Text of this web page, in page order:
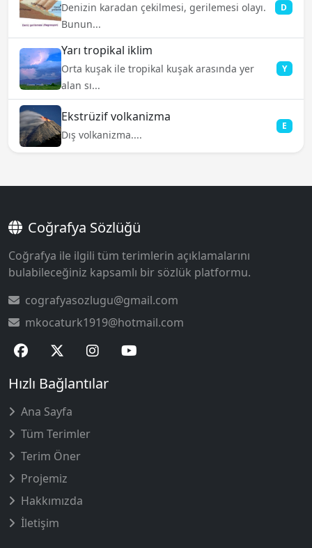
Denizin karadan çekilmesi, gerilemesi olayı.
Bunun...
D
Yarı tropikal iklim
Orta kuşak ile tropikal kuşak arasında yer
alan sı...
Y
Ekstrüzif volkanizma
Dış volkanizma....
E
Coğrafya Sözlüğü
Coğrafya ile ilgili tüm terimlerin açıklamalarını
bulabileceğiniz kapsamlı bir sözlük platformu.
cografyasozlugu@gmail.com
mkocaturk1919@hotmail.com
Hızlı Bağlantılar
Ana Sayfa
Tüm Terimler
Terim Öner
Projemiz
Hakkımızda
İletişim